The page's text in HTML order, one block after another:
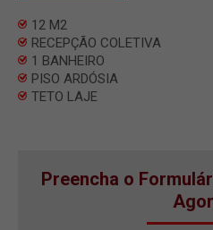
12 M2
RECEPÇÃO COLETIVA
1 BANHEIRO
PISO ARDÓSIA
TETO LAJE
Preencha o